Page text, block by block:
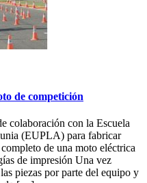
de competición
colaboración con la Escuela
(EUPLA) para fabricar
de una moto eléctrica
de impresión Una vez
piezas por parte del equipo y